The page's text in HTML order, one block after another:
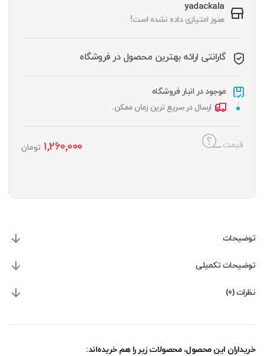
yadackala
هنوز امتیازی داده نشده است!
گارانتی ارائه بهترین محصول در فروشگاه
موجود در انبار فروشگاه
ارسال در سریع ترین زمان ممکن.
قیمت 1,260,000 تومان
توضیحات
توضیحات تکمیلی
نظرات (0)
خریداران این محصول، محصولات زیر را هم خریده‌اند: